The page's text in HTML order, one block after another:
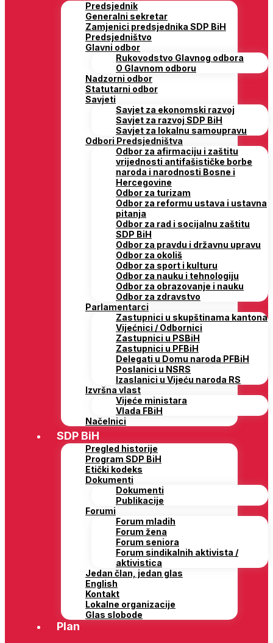
Predsjednik
Generalni sekretar
Zamjenici predsjednika SDP BiH
Predsjedništvo
Glavni odbor
Rukovodstvo Glavnog odbora
O Glavnom odboru
Nadzorni odbor
Statutarni odbor
Savjeti
Savjet za ekonomski razvoj
Savjet za razvoj SDP BiH
Savjet za lokalnu samoupravu
Odbori Predsjedništva
Odbor za afirmaciju i zaštitu
vrijednosti antifašističke borbe
naroda i narodnosti Bosne i
Hercegovine
Odbor za turizam
Odbor za reformu ustava i ustavna
pitanja
Odbor za rad i socijalnu zaštitu
SDP BiH
Odbor za pravdu i državnu upravu
Odbor za okoliš
Odbor za sport i kulturu
Odbor za nauku i tehnologiju
Odbor za obrazovanje i nauku
Odbor za zdravstvo
Parlamentarci
Zastupnici u skupštinama kantona
Vijećnici / Odbornici
Zastupnici u PSBiH
Zastupnici u PFBiH
Delegati u Domu naroda PFBiH
Poslanici u NSRS
Izaslanici u Vijeću naroda RS
Izvršna vlast
Vijeće ministara
Vlada FBiH
Načelnici
SDP BiH
Pregled historije
Program SDP BiH
Etički kodeks
Dokumenti
Dokumenti
Publikacije
Forumi
Forum mladih
Forum žena
Forum seniora
Forum sindikalnih aktivista /
aktivistica
Jedan član, jedan glas
English
Kontakt
Lokalne organizacije
Glas slobode
Plan